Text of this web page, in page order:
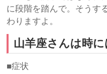
に段階を踏んで。そうす
わりますよ。
山羊座さんは時に
■症状